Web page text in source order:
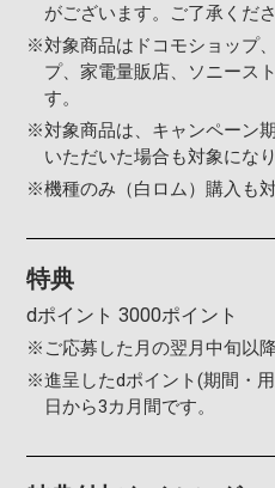
がございます。ご了承くださ
※対象商品はドコモショップ
プ、家電量販店、ソニース
す。
※対象商品は、キャンペーン
いただいた場合も対象になり
※機種のみ（白ロム）購入も
特典
dポイント 3000ポイント
※ ご応募した月の翌月中旬以
※進呈したdポイント(期間・
日から3カ月間です。